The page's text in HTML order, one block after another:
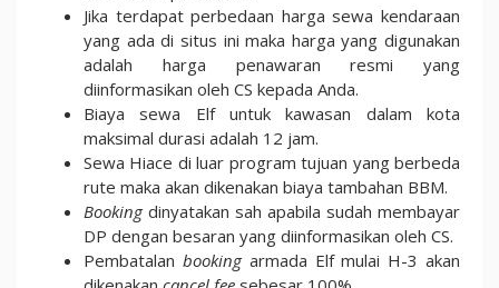
Jika terdapat perbedaan harga sewa kendaraan
yang ada di situs ini maka harga yang digunakan
adalah harga penawaran resmi yang
diinformasikan oleh CS kepada Anda.
Biaya sewa Elf untuk kawasan dalam kota
maksimal durasi adalah 12 jam.
Sewa Hiace di luar program tujuan yang berbeda
rute maka akan dikenakan biaya tambahan BBM.
Booking dinyatakan sah apabila sudah membayar
DP dengan besaran yang diinformasikan oleh CS.
Pembatalan bookingarmada Elf mulai H-3 akan